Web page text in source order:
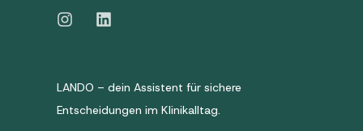
LANDO – dein Assistent für sichere
Entscheidungen im Klinikalltag.